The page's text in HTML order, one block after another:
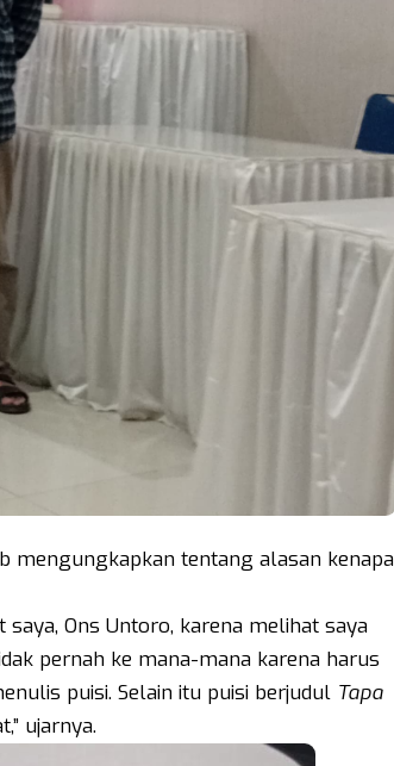
mengungkapkan tentang alasan kenapa
Ons Untoro, karena melihat saya
pernah ke mana-mana karena harus
puisi. Selain itu puisi berjudul Tapa
ujarnya.